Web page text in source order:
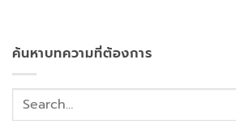
ค้นหาบทความที่ต้องการ